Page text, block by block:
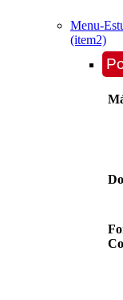
Menu-
(item2)